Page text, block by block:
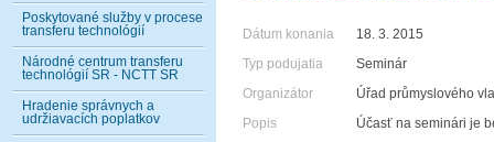
Poskytované služby v procese
transferu technológií
Národné centrum transferu
technológií SR - NCTT SR
Hradenie správnych a
udržiavacích poplatkov
Dátum konania
18. 3. 2015
Typ podujatia
Seminár
Organizátor
Úřad průmyslového
Popis
Účasť na seminári je